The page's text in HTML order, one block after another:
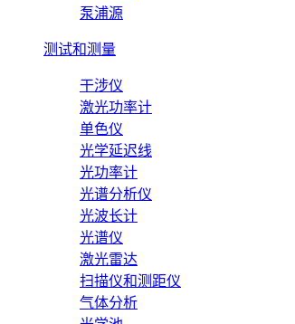
泵浦源
测试和测量
干涉仪
激光功率计
单色仪
光学延迟线
光功率计
光谱分析仪
光波长计
光谱仪
激光雷达
扫描仪和测距仪
气体分析